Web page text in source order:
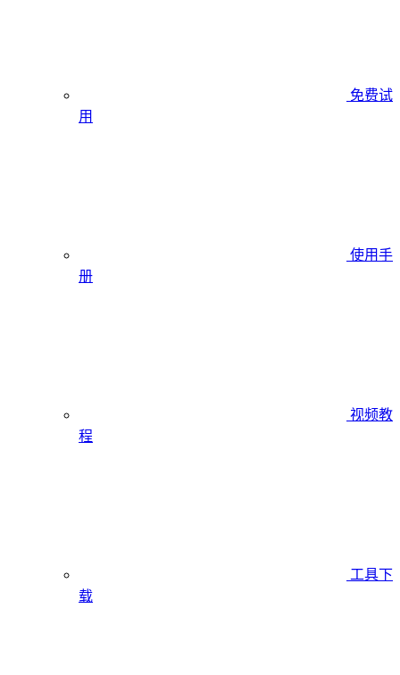
免费试
用
使用手
册
视频教
程
工具下
载